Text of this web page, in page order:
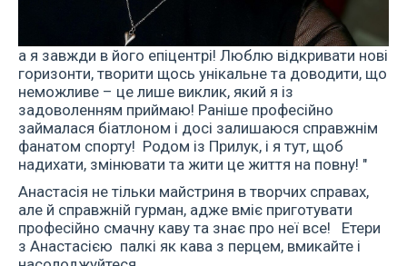
а я завжди в його епіцентрі! Люблю відкривати нові
горизонти, творити щось унікальне та доводити, що
неможливе – це лише виклик, який я із
задоволенням приймаю! Раніше професійно
займалася біатлоном і досі залишаюся справжнім
фанатом спорту! Родом із Прилук, і я тут, щоб
надихати, змінювати та жити це життя на повну! "
Анастасія не тільки майстриня в творчих справах,
але й справжній гурман, адже вміє приготувати
професійно смачну каву та знає про неї все! Етери
з Анастасією палкі як кава з перцем, вмикайте і